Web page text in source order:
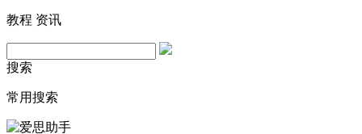
教程 资讯
搜索
常用搜索